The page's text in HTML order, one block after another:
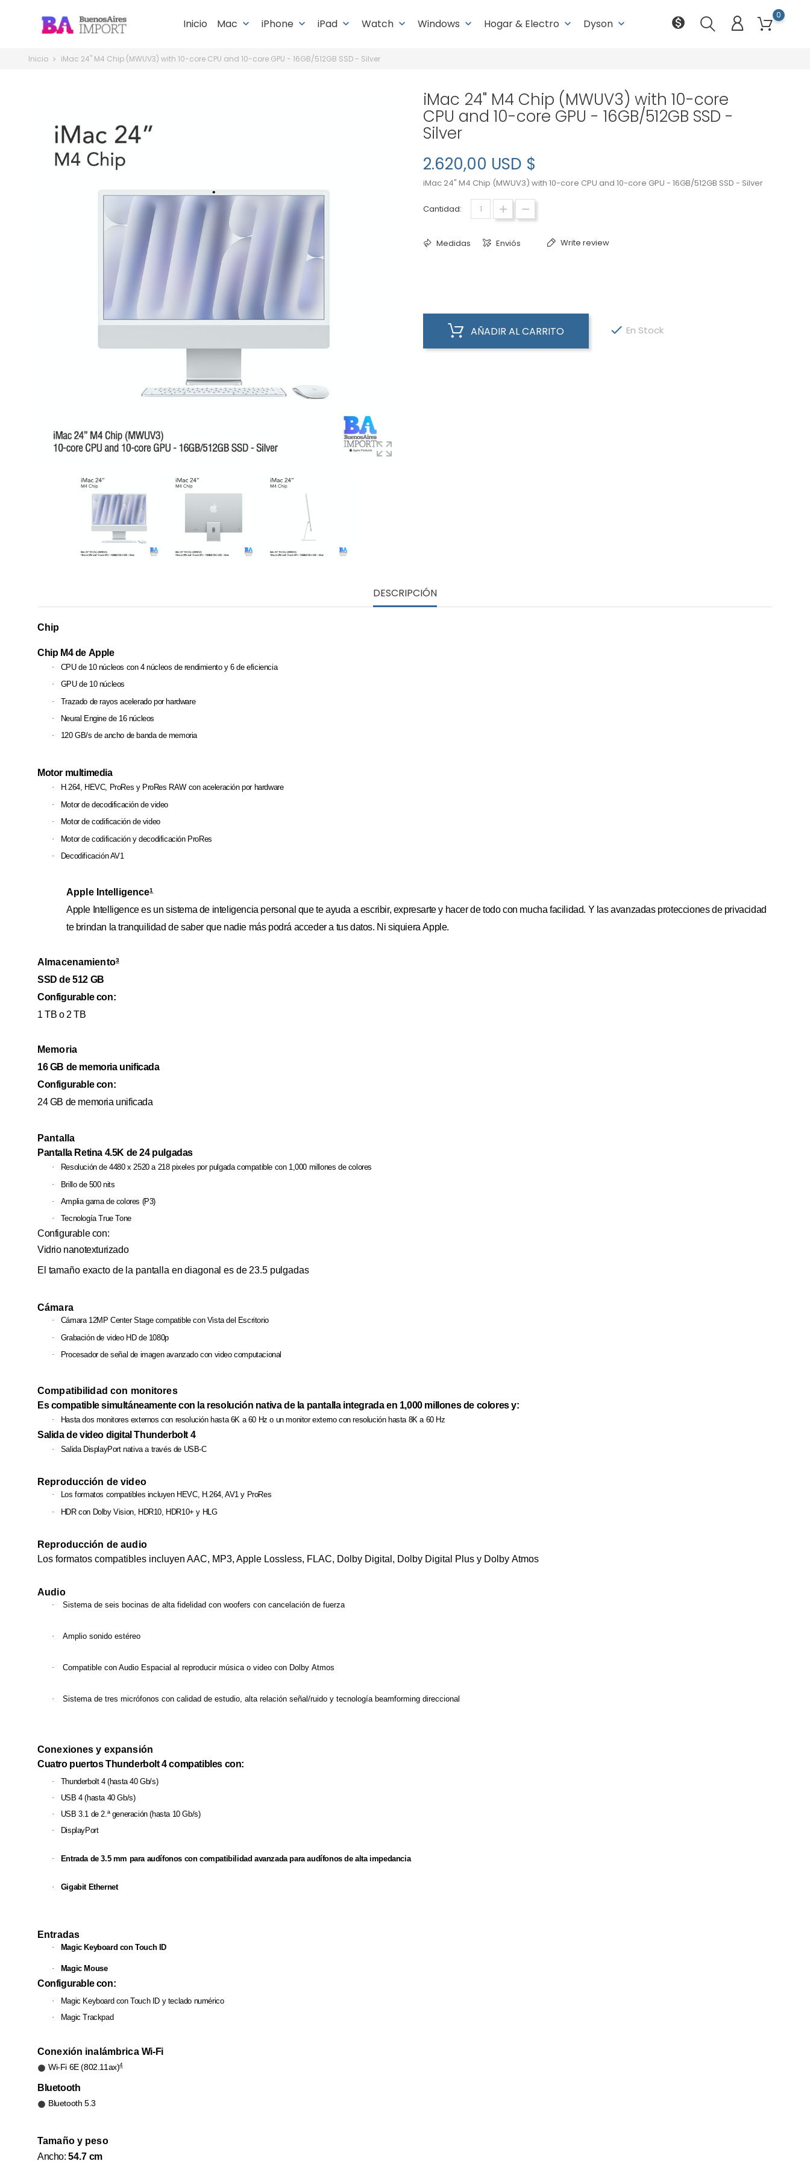
Inicio Mac keyboard_arrow_down iPhone keyboard_arrow_down iPad keyboard_arrow_down Watch keyboard_arrow_down Windows keyboard_arrow_down Hogar & Electro keyboard_arrow_down Dyson keyboard_arrow_down
0
monetization_on
Inicio iMac 24" M4 Chip (MWUV3) with 10-core CPU and 10-core GPU - 16GB/512GB SSD - Silver
iMac 24" M4 Chip (MWUV3) with 10-core
CPU and 10-core GPU - 16GB/512GB SSD -
Silver
2.620,00 USD $
iMac 24" M4 Chip (MWUV3) with 10-core CPU and 10-core GPU - 16GB/512GB SSD - Silver
Cantidad:
Medidas Enviós Write review
AÑADIR AL CARRITO  En Stock
DESCRIPCIÓN
Chip
Chip M4 de Apple
·
CPU de 10 núcleos con 4 núcleos de rendimiento y 6 de eficiencia
·
GPU de 10 núcleos
·
Trazado de rayos acelerado por hardware
·
Neural Engine de 16 núcleos
·
120 GB/s de ancho de banda de memoria
Motor multimedia
·
H.264, HEVC, ProRes y ProRes RAW con aceleración por hardware
·
Motor de decodificación de video
·
Motor de codificación de video
·
Motor de codificación y decodificación ProRes
·
Decodificación AV1
Apple Intelligence1
Apple Intelligence es un sistema de inteligencia personal que te ayuda a escribir, expresarte y hacer de todo con mucha facilidad. Y las avanzadas protecciones de privacidad
te brindan la tranquilidad de saber que nadie más podrá acceder a tus datos. Ni siquiera Apple.
Almacenamiento3
SSD de 512 GB
Configurable con:
1 TB o 2 TB
Memoria
16 GB de memoria unificada
Configurable con:
24 GB de memoria unificada
Pantalla
Pantalla Retina 4.5K de 24 pulgadas
·
Resolución de 4480 x 2520 a 218 pixeles por pulgada compatible con 1,000 millones de colores
·
Brillo de 500 nits
·
Amplia gama de colores (P3)
·
Tecnología True Tone
Configurable con:
Vidrio nanotexturizado
El tamaño exacto de la pantalla en diagonal es de 23.5 pulgadas
Cámara
·
Cámara 12MP Center Stage compatible con Vista del Escritorio
·
Grabación de video HD de 1080p
·
Procesador de señal de imagen avanzado con video computacional
Compatibilidad con monitores
Es compatible simultáneamente con la resolución nativa de la pantalla integrada en 1,000 millones de colores y:
· Hasta dos monitores externos con resolución hasta 6K a 60 Hz o un monitor externo con resolución hasta 8K a 60 Hz
Salida de video digital Thunderbolt 4
· Salida DisplayPort nativa a través de USB‑C
Reproducción de video
·
Los formatos compatibles incluyen HEVC, H.264, AV1 y ProRes
·
HDR con Dolby Vision, HDR10, HDR10+ y HLG
Reproducción de audio
Los formatos compatibles incluyen AAC, MP3, Apple Lossless, FLAC, Dolby Digital, Dolby Digital Plus y Dolby Atmos
Audio
· Sistema de seis bocinas de alta fidelidad con woofers con cancelación de fuerza
· Amplio sonido estéreo
· Compatible con Audio Espacial al reproducir música o video con Dolby Atmos
· Sistema de tres micrófonos con calidad de estudio, alta relación señal/ruido y tecnología beamforming direccional
Conexiones y expansión
Cuatro puertos Thunderbolt 4 compatibles con:
·
Thunderbolt 4 (hasta 40 Gb/s)
·
USB 4 (hasta 40 Gb/s)
·
USB 3.1 de 2.ª generación (hasta 10 Gb/s)
·
DisplayPort
· Entrada de 3.5 mm para audífonos con compatibilidad avanzada para audífonos de alta impedancia
· Gigabit Ethernet
Entradas
· Magic Keyboard con Touch ID
· Magic Mouse
Configurable con:
·
Magic Keyboard con Touch ID y teclado numérico
·
Magic Trackpad
Conexión inalámbrica Wi-Fi
Wi-Fi 6E (802.11ax)4
Bluetooth
Bluetooth 5.3
Tamaño y peso
Ancho:54.7 cm